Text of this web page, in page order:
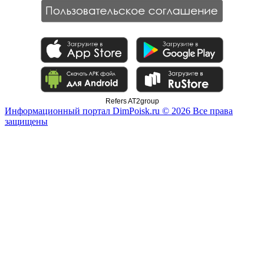
Refers AT2group
Информационный портал DimPoisk.ru © 2026 Все права
защищены